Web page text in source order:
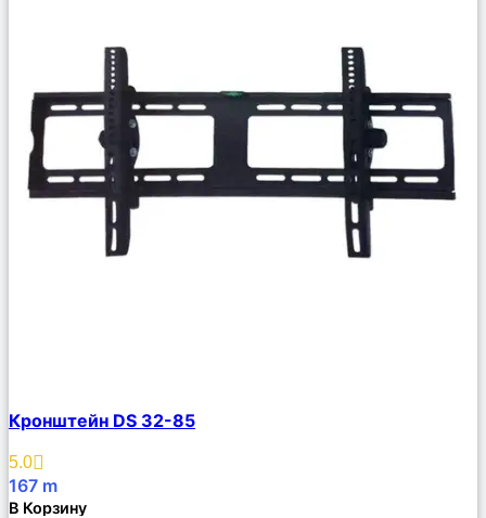
Описание
Избранное
Кронштейн DS 32-85
5.0
167 m
В Корзину